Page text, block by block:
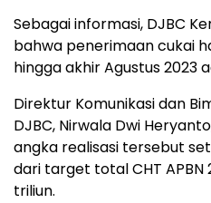
Sebagai informasi, DJBC
bahwa penerimaan cukai
hingga akhir Agustus 2023
Direktur Komunikasi dan
DJBC, Nirwala Dwi
angka realisasi tersebut
dari target total CHT APBN
triliun.